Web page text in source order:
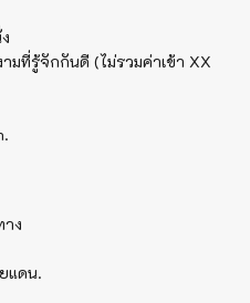
มที่รู้จักกันดี (ไม่รวมค่าเข้า XX
าง
แดน.